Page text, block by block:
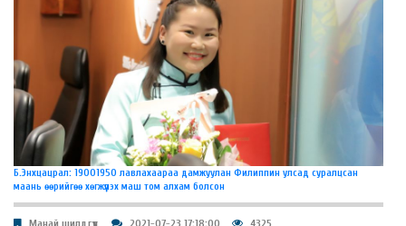
Б.Энхцацрал: 19001950 лавлахаараа дамжуулан Филиппин улсад суралцсан
маань өөрийгөө хөгжүүлэх маш том алхам болсон